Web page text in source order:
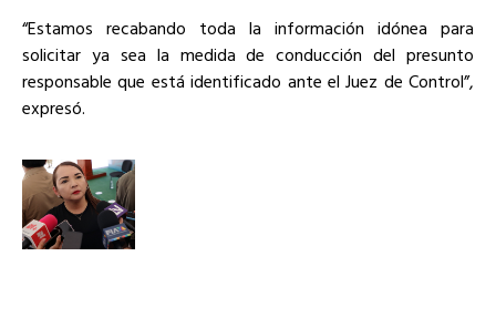
“Estamos recabando toda la información idónea para
solicitar ya sea la medida de conducción del presunto
responsable que está identificado ante el Juez de Control”,
expresó.